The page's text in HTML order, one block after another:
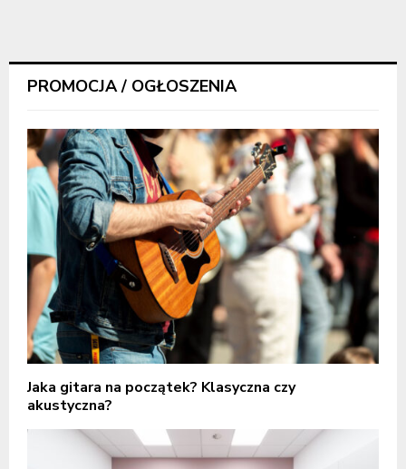
PROMOCJA / OGŁOSZENIA
Jaka gitara na początek? Klasyczna czy
akustyczna?